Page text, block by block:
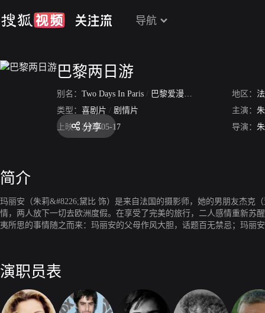
导航
巴黎两日游
别名： Two Days In Paris / 巴黎爱漫游 巴黎二日情地区：
类型： 喜剧片 / 剧情片 主演：
上映： 2007-05-17 导演：
分享
简介
玛丽安（朱莉&#8226;黛比 饰）是来自法国的摄影师，她的男朋友杰克
情，两人放下一切去欧洲度假。在享受了完美的旅行，二人感情重新苏
夷所思的事情随之而来：玛丽安的父母作风大胆，话题百无禁忌；玛
演职员表